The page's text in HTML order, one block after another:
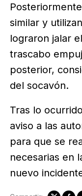
similar y
lograron jalar
trascabo
posterior,
del socavón.
Tras lo
aviso a las
para que se
necesarias en
nuevo